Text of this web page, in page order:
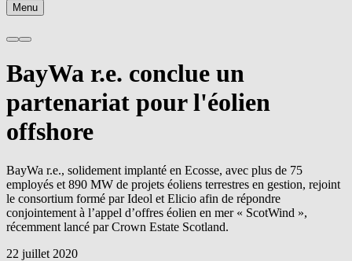
Menu
BayWa r.e. conclue un
partenariat pour l'éolien
offshore
BayWa r.e., solidement implanté en Ecosse, avec plus de 75
employés et 890 MW de projets éoliens terrestres en gestion, rejoint
le consortium formé par Ideol et Elicio afin de répondre
conjointement à l’appel d’offres éolien en mer « ScotWind »,
récemment lancé par Crown Estate Scotland.
22 juillet 2020